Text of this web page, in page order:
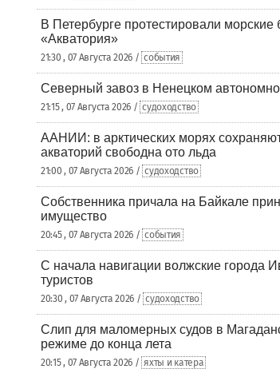
В Петербурге протестировали
«Акватория»
21:30 , 07 Августа 2026 / события
Северный завоз в Ненецком
21:15 , 07 Августа 2026 / судоходство
ААНИИ: в арктических морях
акваторий свободна ото льда
21:00 , 07 Августа 2026 / судоходство
Собственника причала на Байкале
имущество
20:45 , 07 Августа 2026 / события
С начала навигации волжские города
туристов
20:30 , 07 Августа 2026 / судоходство
Слип для маломерных судов в
режиме до конца лета
20:15 , 07 Августа 2026 / яхты и катера